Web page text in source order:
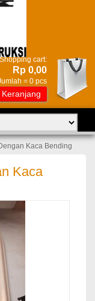
Shopping cart:
Rp 0,00
= 0 pcs
Keranjang
Kaca Bending
Kaca